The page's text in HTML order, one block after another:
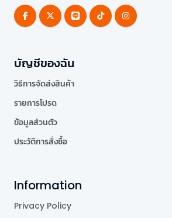
บัญชีของฉัน
วิธีการจัดส่งสินค้า
รายการโปรด
ข้อมูลส่วนตัว
ประวัติการสั่งซื้อ
Information
Privacy Policy